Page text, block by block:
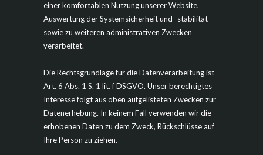
einer komfortablen Nutzung unserer Website,
Auswertung der Systemsicherheit und -stabilität
sowie zu weiteren administrativen Zwecken
verarbeitet.
Die Rechtsgrundlage für die Datenverarbeitung ist
Art. 6 Abs. 1 S. 1 lit. f DSGVO. Unser berechtigtes
Interesse folgt aus oben aufgelisteten Zwecken zur
Datenerhebung. In keinem Fall verwenden wir die
erhobenen Daten zu dem Zweck, Rückschlüsse auf
Ihre Person zu ziehen.